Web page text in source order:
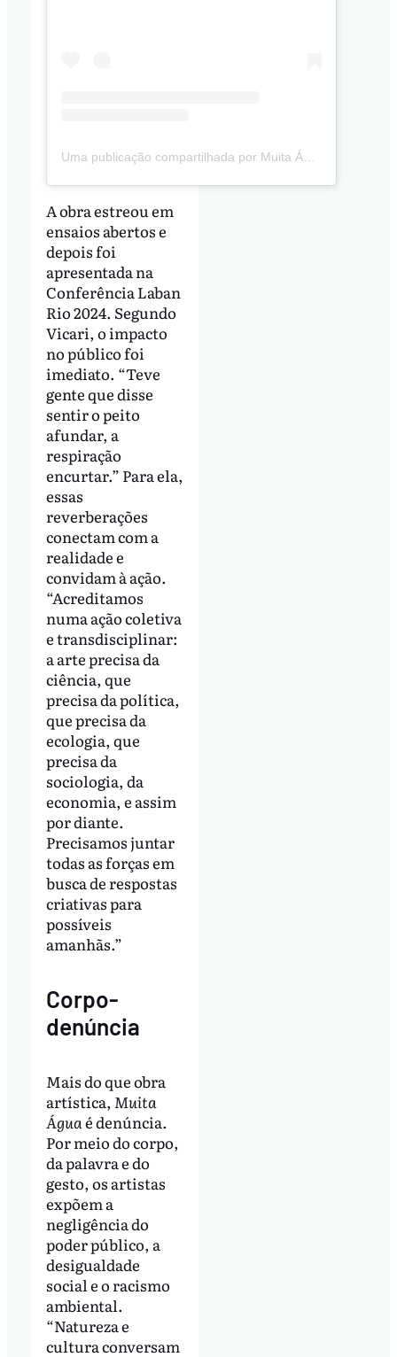
Uma publicação compartilhada por Muita Água (@muitaaguars)
A obra estreou em
ensaios abertos e
depois foi
apresentada na
Conferência Laban
Rio 2024. Segundo
Vicari, o impacto
no público foi
imediato. “Teve
gente que disse
sentir o peito
afundar, a
respiração
encurtar.” Para ela,
essas
reverberações
conectam com a
realidade e
convidam à ação.
“Acreditamos
numa ação coletiva
e transdisciplinar:
a arte precisa da
ciência, que
precisa da política,
que precisa da
ecologia, que
precisa da
sociologia, da
economia, e assim
por diante.
Precisamos juntar
todas as forças em
busca de respostas
criativas para
possíveis
amanhãs.”
Corpo-
denúncia
Mais do que obra
artística, Muita
Água é denúncia.
Por meio do corpo,
da palavra e do
gesto, os artistas
expõem a
negligência do
poder público, a
desigualdade
social e o racismo
ambiental.
“Natureza e
cultura conversam